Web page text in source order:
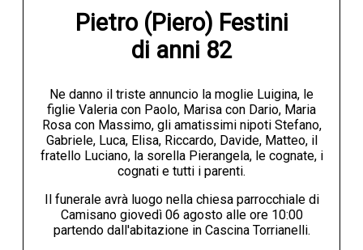
Pietro (Piero) Festini
di anni 82
Ne danno il triste annuncio la moglie Luigina, le
figlie Valeria con Paolo, Marisa con Dario, Maria
Rosa con Massimo, gli amatissimi nipoti Stefano,
Gabriele, Luca, Elisa, Riccardo, Davide, Matteo, il
fratello Luciano, la sorella Pierangela, le cognate, i
cognati e tutti i parenti.
Il funerale avrà luogo nella chiesa parrocchiale di
Camisano giovedì 06 agosto alle ore 10:00
partendo dall'abitazione in Cascina Torrianelli.